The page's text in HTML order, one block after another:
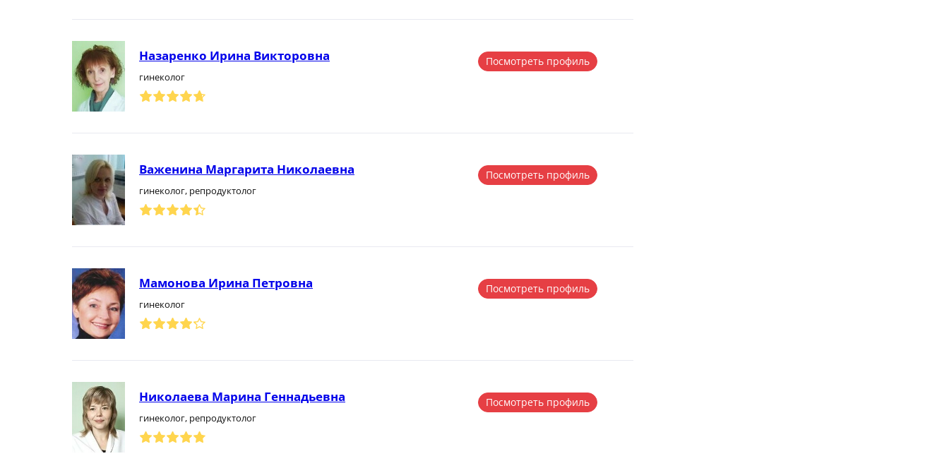
Назаренко Ирина Викторовна
гинеколог
Посмотреть профиль
Важенина Маргарита Николаевна
гинеколог, репродуктолог
Посмотреть профиль
Мамонова Ирина Петровна
гинеколог
Посмотреть профиль
Николаева Марина Геннадьевна
гинеколог, репродуктолог
Посмотреть профиль